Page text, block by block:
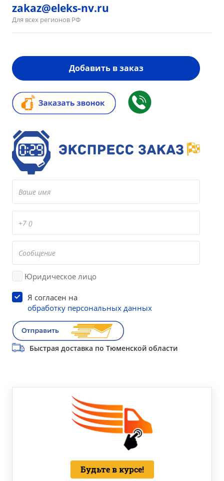
zakaz@eleks-nv.ru
Для всех регионов РФ
Добавить в заказ
Юридическое лицо
Я согласен на
обработку персональных данных
Быстрая доставка по Тюменской области
Будьте в курсе!